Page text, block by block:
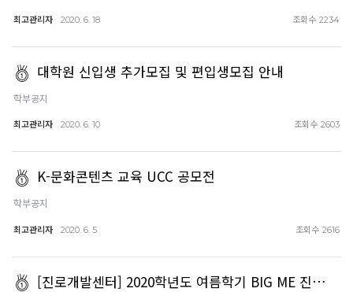
최고관리자 2020. 6. 18 조회수 2234
대학원 신입생 추가모집 및 편입생모집 안내
학부공지
최고관리자 2020. 6. 10 조회수 2603
K-문화콘텐츠 교육 UCC 공모전
학부공지
최고관리자 2020. 6. 5 조회수 2616
[진로개발센터] 2020학년도 여름학기 BIG ME 진…